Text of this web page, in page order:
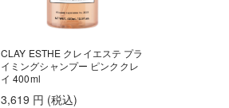
CLAY ESTHE クレイエステ プラ
イミングシャンプー ピンククレ
イ 400ml
3,619 円 (税込)